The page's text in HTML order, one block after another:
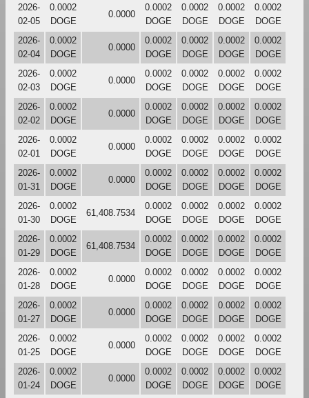
2026-
02-05
0.0002
DOGE
0.0000
0.0002
DOGE
0.0002
DOGE
0.0002
DOGE
0.0002
DOGE
2026-
02-04
0.0002
DOGE
0.0000
0.0002
DOGE
0.0002
DOGE
0.0002
DOGE
0.0002
DOGE
2026-
02-03
0.0002
DOGE
0.0000
0.0002
DOGE
0.0002
DOGE
0.0002
DOGE
0.0002
DOGE
2026-
02-02
0.0002
DOGE
0.0000
0.0002
DOGE
0.0002
DOGE
0.0002
DOGE
0.0002
DOGE
2026-
02-01
0.0002
DOGE
0.0000
0.0002
DOGE
0.0002
DOGE
0.0002
DOGE
0.0002
DOGE
2026-
01-31
0.0002
DOGE
0.0000
0.0002
DOGE
0.0002
DOGE
0.0002
DOGE
0.0002
DOGE
2026-
01-30
0.0002
DOGE
61,408.7534
0.0002
DOGE
0.0002
DOGE
0.0002
DOGE
0.0002
DOGE
2026-
01-29
0.0002
DOGE
61,408.7534
0.0002
DOGE
0.0002
DOGE
0.0002
DOGE
0.0002
DOGE
2026-
01-28
0.0002
DOGE
0.0000
0.0002
DOGE
0.0002
DOGE
0.0002
DOGE
0.0002
DOGE
2026-
01-27
0.0002
DOGE
0.0000
0.0002
DOGE
0.0002
DOGE
0.0002
DOGE
0.0002
DOGE
2026-
01-25
0.0002
DOGE
0.0000
0.0002
DOGE
0.0002
DOGE
0.0002
DOGE
0.0002
DOGE
2026-
01-24
0.0002
DOGE
0.0000
0.0002
DOGE
0.0002
DOGE
0.0002
DOGE
0.0002
DOGE